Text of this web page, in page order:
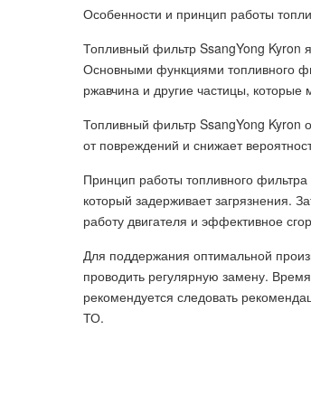
Особенности и принцип работы
Топливный фильтр SsangYong Kyron
Основными функциями топливного
ржавчина и другие частицы, которые
Топливный фильтр SsangYong Kyron
от повреждений и снижает
Принцип работы топливного
который задерживает загрязнения.
работу двигателя и эффективное
Для поддержания оптимальной
проводить регулярную замену.
рекомендуется следовать
ТО.